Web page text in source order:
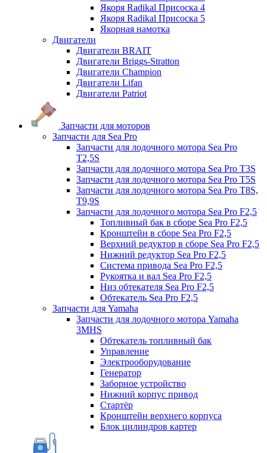
Якоря Radikal Присоска 4
Якоря Radikal Присоска 5
Якорная намотка
Двигатели
Двигатели BRAIT
Двигатели Briggs-Stratton
Двигатели Champion
Двигатели Lifan
Двигатели Patriot
Запчасти для моторов
Запчасти для Sea Pro
Запчасти для лодочного мотора Sea Pro
Т2,5S
Запчасти для лодочного мотора Sea Pro Т3S
Запчасти для лодочного мотора Sea Pro Т5S
Запчасти для лодочного мотора Sea Pro Т8S,
T9,9S
Запчасти для лодочного мотора Sea Pro F2,5
Топливный бак в сборе Sea Pro F2,5
Кронштейн в сборе Sea Pro F2,5
Верхний редуктор в сборе Sea Pro F2,5
Нижний редуктор Sea Pro F2,5
Система привода Sea Pro F2,5
Рукоятка и вал Sea Pro F2,5
Низ обтекателя Sea Pro F2,5
Обтекатель Sea Pro F2,5
Запчасти для Yamaha
Запчасти для лодочного мотора Yamaha
3MHS
Обтекатель топливный бак
Управление
Электрооборудование
Генератор
Заборное устройство
Нижний корпус привод
Стартёр
Кронштейн верхнего корпуса
Блок цилиндров картер